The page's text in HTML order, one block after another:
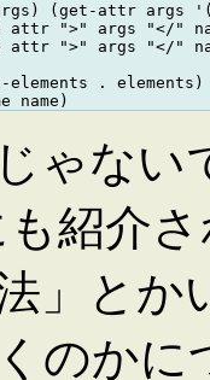
(get-attr args
">" args "</"
">" args "</"
. elements)
ゃない
も紹介
」とか
のかに